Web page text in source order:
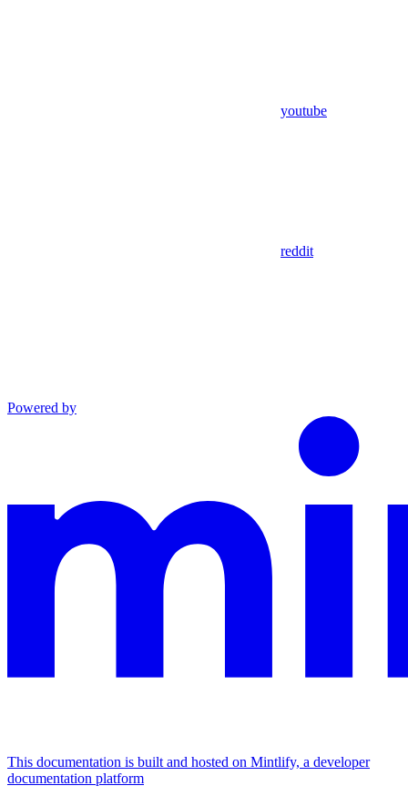
youtube
reddit
Powered by
This documentation is built and hosted on Mintlify, a developer
documentation platform